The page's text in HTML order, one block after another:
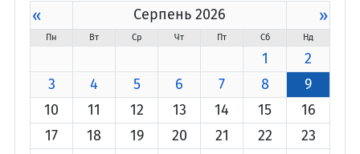
« Серпень 2026 »
Пн Вт Ср Чт Пт Сб Нд
1
2
3
4 5 6 7 8
9
10
11 12 13 14 15
16
17
18 19 20 21 22
23